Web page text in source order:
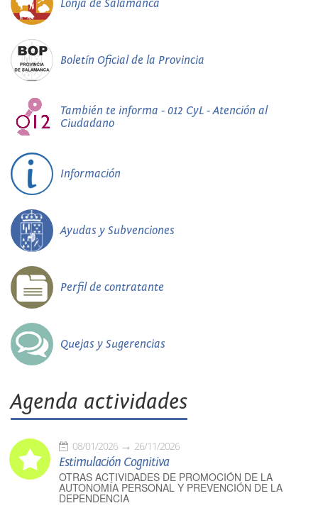
Lonja de Salamanca
Boletín Oficial de la Provincia
También te informa - 012 CyL - Atención al
Ciudadano
Información
Ayudas y Subvenciones
Perfil de contratante
Quejas y Sugerencias
Agenda actividades
08/01/2026 26/11/2026
Estimulación Cognitiva
OTRAS ACTIVIDADES DE PROMOCIÓN DE LA
AUTONOMÍA PERSONAL Y PREVENCIÓN DE LA
DEPENDENCIA